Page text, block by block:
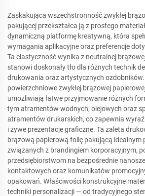
Zaskakująca wszechstronność zwykłej
pakującej przekształca ją z prostego
dynamiczną platformę kreatywną, która
wymagania aplikacyjne oraz preferencje
Ta elastyczność wynika z neutralnej
stanowi doskonały tło dla różnych technik
drukowania oraz artystycznych ozdobników.
powierzchniowe zwykłej brązowej
umożliwiają łatwe przyjmowanie różnych
tym atramentów wodnych, olejowych oraz
atramentów drukarskich, co zapewnia
i żywe prezentacje graficzne. Ta zaleta
brązową papierową folię pakującą idealnym
związanych z brandingiem korporacyjnym,
przedsiębiorstwom na bezpośrednie
kontaktowych oraz komunikatów
opakowań. Właściwości konstrukcyjne
techniki personalizacji — od tradycyjnego